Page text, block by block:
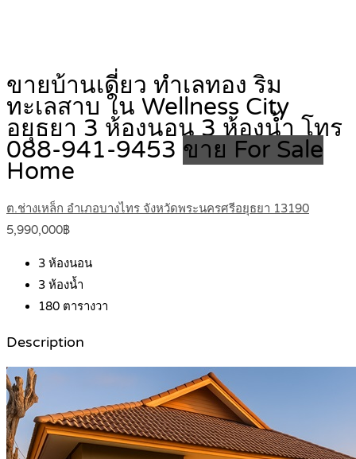
ขายบ้านเดี่ยว ทำเลทอง ริม
ทะเลสาบ ใน Wellness City
อยุธยา 3 ห้องนอน 3 ห้องน้ำ โทร
088-941-9453 ขาย For Sale
Home
ต.ช่างเหล็ก อำเภอบางไทร จังหวัดพระนครศรีอยุธยา 13190
5,990,000฿
3 ห้องนอน
3 ห้องน้ำ
180 ตารางวา
Description